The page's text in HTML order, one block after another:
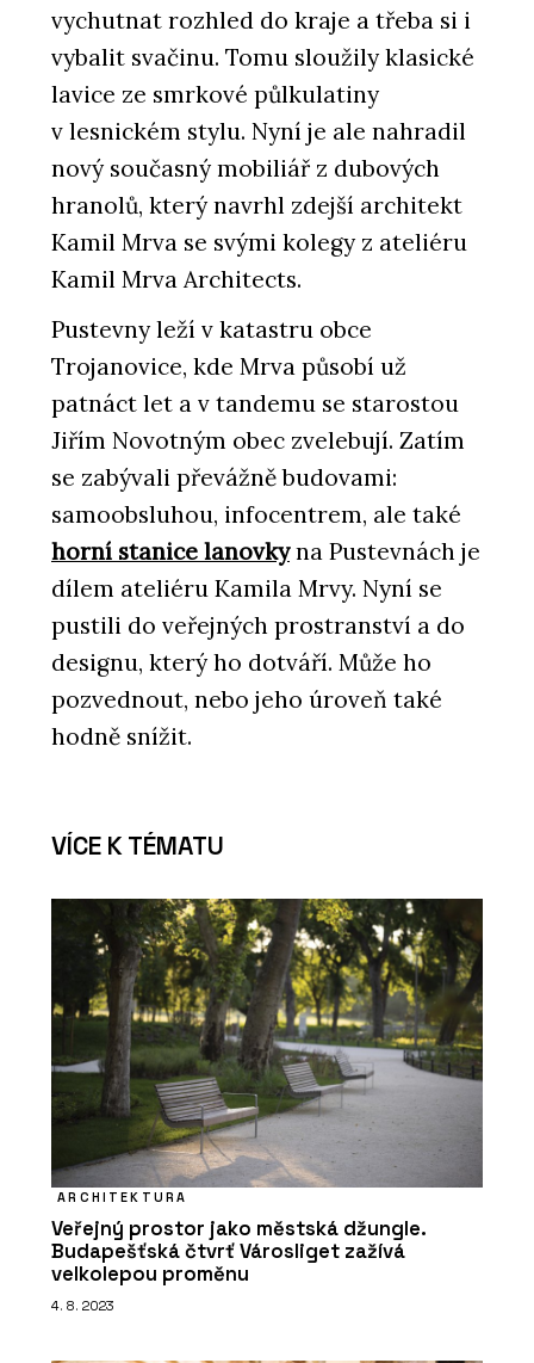
vychutnat rozhled do kraje a třeba si i
vybalit svačinu. Tomu sloužily klasické
lavice ze smrkové půlkulatiny
v lesnickém stylu. Nyní je ale nahradil
nový současný mobiliář z dubových
hranolů, který navrhl zdejší architekt
Kamil Mrva se svými kolegy z ateliéru
Kamil Mrva Architects.
Pustevny leží v katastru obce
Trojanovice, kde Mrva působí už
patnáct let a v tandemu se starostou
Jiřím Novotným obec zvelebují. Zatím
se zabývali převážně budovami:
samoobsluhou, infocentrem, ale také
horní stanice lanovkyna Pustevnách je
dílem ateliéru Kamila Mrvy. Nyní se
pustili do veřejných prostranství a do
designu, který ho dotváří. Může ho
pozvednout, nebo jeho úroveň také
hodně snížit.
VÍCE K TÉMATU
ARCHITEKTURA
Veřejný prostor jako městská džungle.
Budapešťská čtvrť Városliget zažívá
velkolepou proměnu
4. 8. 2023